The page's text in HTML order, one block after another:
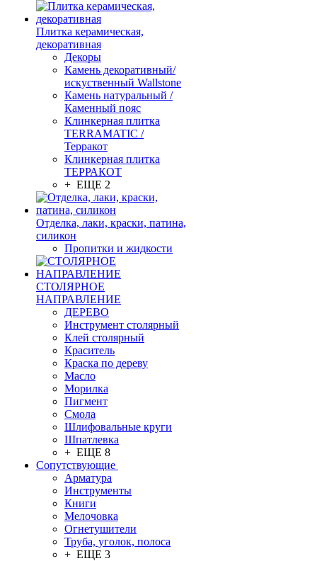
Плитка керамическая,
декоративная
Декоры
Камень декоративный/
искуственный Wallstone
Камень натуральный /
Каменный пояс
Клинкерная плитка
TERRAMATIC /
Терракот
Клинкерная плитка
ТЕРРАКОТ
+ ЕЩЕ 2
Отделка, лаки, краски, патина,
силикон
Пропитки и жидкости
СТОЛЯРНОЕ
НАПРАВЛЕНИЕ
ДЕРЕВО
Инструмент столярный
Клей столярный
Краситель
Краска по дереву
Масло
Морилка
Пигмент
Смола
Шлифовальные круги
Шпатлевка
+ ЕЩЕ 8
Сопутствующие
Арматура
Инструменты
Книги
Мелочовка
Огнетушители
Труба, уголок, полоса
+ ЕЩЕ 3